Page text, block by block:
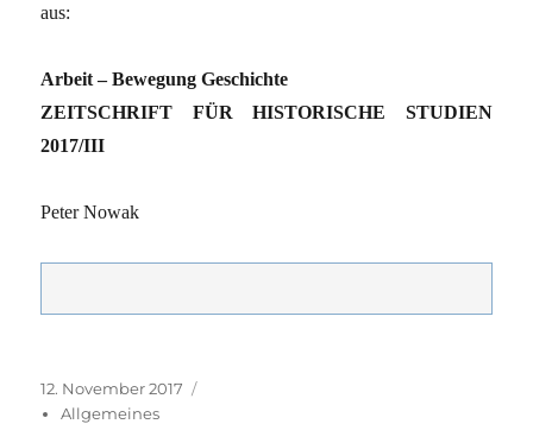
aus:
Arbeit – Bewegung Geschichte
ZEITSCHRIFT FÜR HISTORISCHE STUDIEN
2017/III
Peter Nowak
Veröffentlicht
am
12. November 2017
Allgemeines